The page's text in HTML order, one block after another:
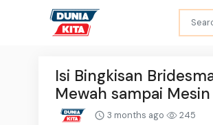
Isi Bingkisan
Mewah sampai Mesin
3 months ago 245